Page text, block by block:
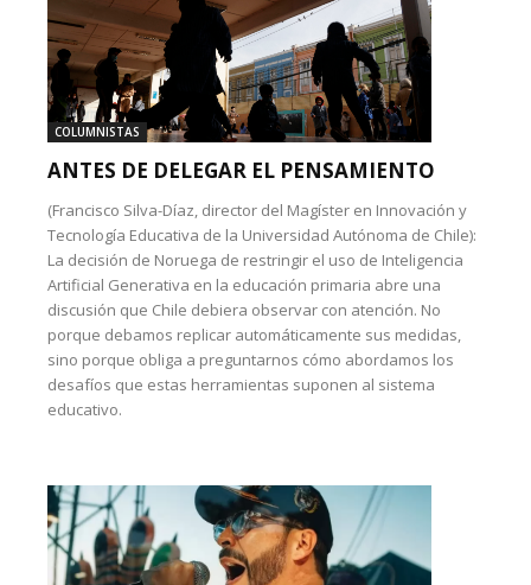
COLUMNISTAS
ANTES DE DELEGAR EL PENSAMIENTO
(Francisco Silva-Díaz, director del Magíster en Innovación y
Tecnología Educativa de la Universidad Autónoma de Chile):
La decisión de Noruega de restringir el uso de Inteligencia
Artificial Generativa en la educación primaria abre una
discusión que Chile debiera observar con atención. No
porque debamos replicar automáticamente sus medidas,
sino porque obliga a preguntarnos cómo abordamos los
desafíos que estas herramientas suponen al sistema
educativo.